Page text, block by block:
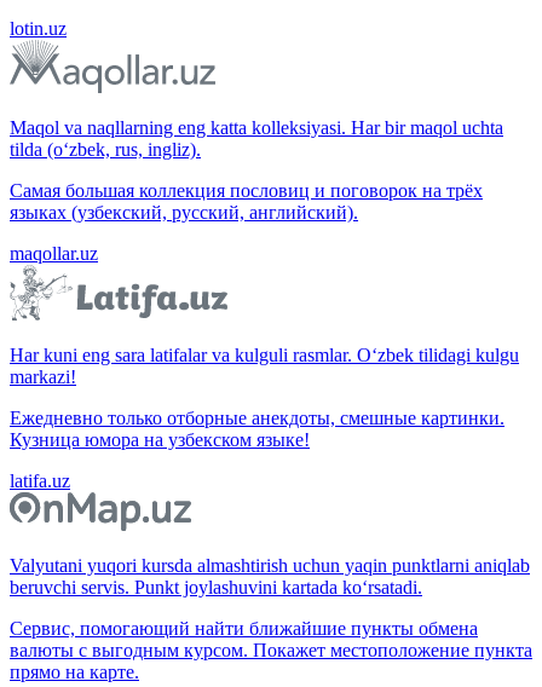
lotin.uz
Maqol va naqllarning eng katta kolleksiyasi. Har bir maqol uchta
tilda (o‘zbek, rus, ingliz).
Самая большая коллекция пословиц и поговорок на трёх
языках (узбекский, русский, английский).
maqollar.uz
Har kuni eng sara latifalar va kulguli rasmlar. O‘zbek tilidagi kulgu
markazi!
Ежедневно только отборные анекдоты, смешные картинки.
Кузница юмора на узбекском языке!
latifa.uz
Valyutani yuqori kursda almashtirish uchun yaqin punktlarni aniqlab
beruvchi servis. Punkt joylashuvini kartada ko‘rsatadi.
Сервис, помогающий найти ближайшие пункты обмена
валюты с выгодным курсом. Покажет местоположение пункта
прямо на карте.